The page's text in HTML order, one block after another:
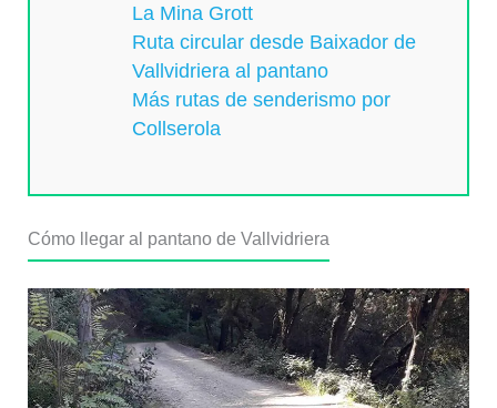
La Mina Grott
Ruta circular desde Baixador de
Vallvidriera al pantano
Más rutas de senderismo por
Collserola
Cómo llegar al pantano de Vallvidriera